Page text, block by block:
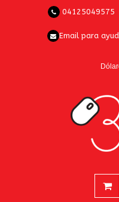
04125049575
Email para